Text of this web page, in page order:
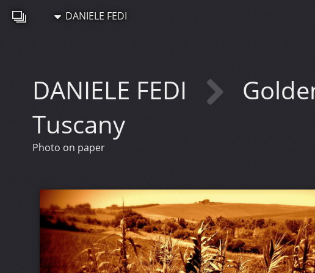
DANIELE FEDI
DANIELE FEDI
Tuscany
Photo on paper